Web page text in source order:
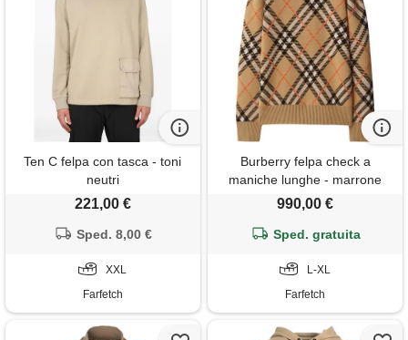
Ten C felpa con tasca - toni
neutri
221,00 €
Sped. 8,00 €
XXL
Farfetch
Burberry felpa check a
maniche lunghe - marrone
990,00 €
Sped. gratuita
L-XL
Farfetch